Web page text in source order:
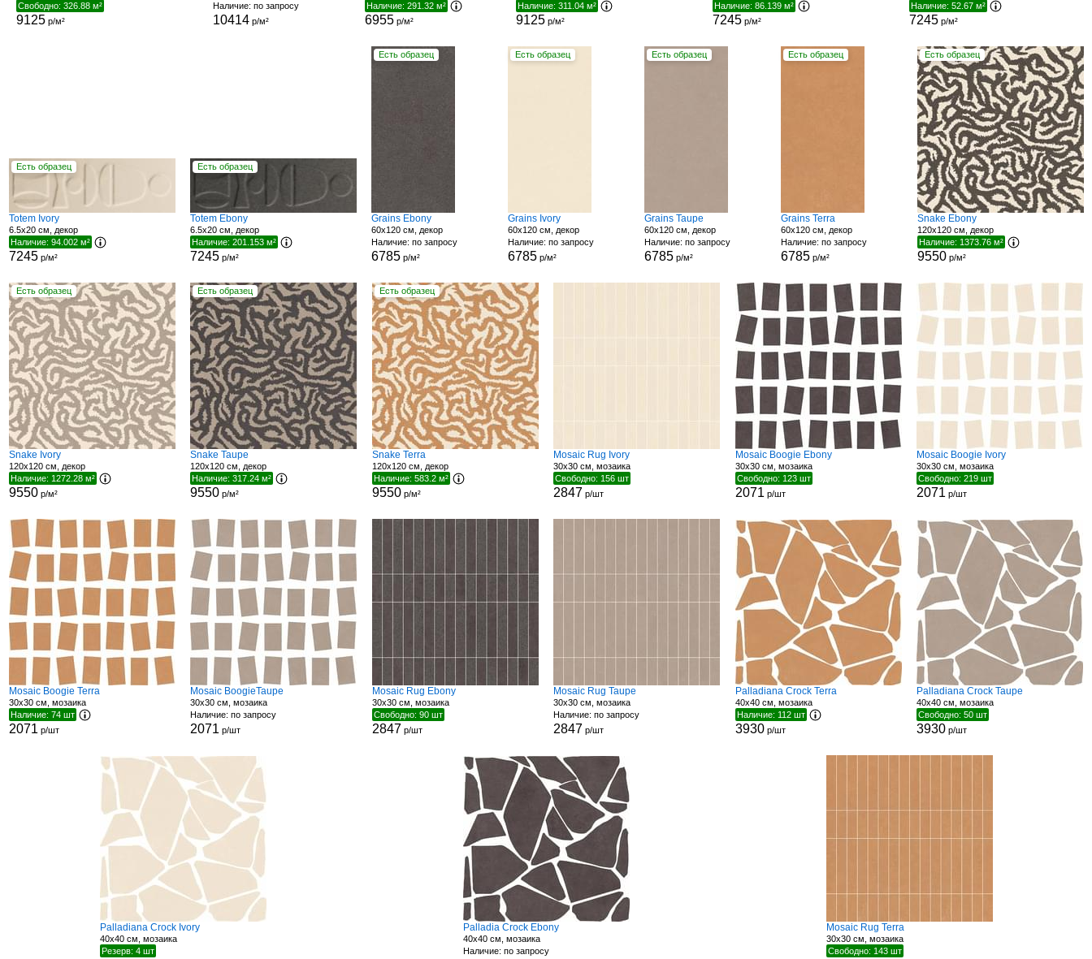
Свободно: 326.88 м²
9125р/м²
Наличие: по запросу
10414р/м²
Наличие: 291.32 м²
6955р/м²
Наличие: 311.04 м²
9125 р/м²
Наличие: 86.139 м²
7245 р/м²
Наличие: 52.67 м²
7245 р/м²
Есть образец
Totem Ivory
6.5x20 см, декор
Наличие: 94.002 м²
7245р/м²
Есть образец
Totem Ebony
6.5x20 см, декор
Наличие: 201.153 м²
7245р/м²
Есть образец
Grains Ebony
60x120 см, декор
Наличие: по запросу
6785р/м²
Есть образец
Grains Ivory
60x120 см, декор
Наличие: по запросу
6785р/м²
Есть образец
Grains Taupe
60x120 см, декор
Наличие: по запросу
6785р/м²
Есть образец
Grains Terra
60x120 см, декор
Наличие: по запросу
6785р/м²
Есть образец
Snake Ebony
120x120 см, декор
Наличие: 1373.76 м²
9550р/м²
Есть образец
Snake Ivory
120x120 см, декор
Наличие: 1272.28 м²
9550р/м²
Есть образец
Snake Taupe
120x120 см, декор
Наличие: 317.24 м²
9550 р/м²
Есть образец
Snake Terra
120x120 см, декор
Наличие: 583.2 м²
9550р/м²
Mosaic Rug Ivory
30x30 см, мозаика
Свободно: 156 шт
2847 р/шт
Mosaic Boogie Ebony
30x30 см, мозаика
Свободно: 123 шт
2071 р/шт
Mosaic Boogie Ivory
30x30 см, мозаика
Свободно: 219 шт
2071 р/шт
Mosaic Boogie Terra
30x30 см, мозаика
Наличие: 74 шт
2071 р/шт
Mosaic BoogieTaupe
30x30 см, мозаика
Наличие: по запросу
2071 р/шт
Mosaic Rug Ebony
30x30 см, мозаика
Свободно: 90 шт
2847 р/шт
Mosaic Rug Taupe
30x30 см, мозаика
Наличие: по запросу
2847 р/шт
Palladiana Crock Terra
40x40 см, мозаика
Наличие: 112 шт
3930р/шт
Palladiana Crock Taupe
40x40 см, мозаика
Свободно: 50 шт
3930 р/шт
Palladiana Crock Ivory
40x40 см, мозаика
Резерв: 4 шт
Palladia Crock Ebony
40x40 см, мозаика
Наличие: по запросу
Mosaic Rug Terra
30x30 см, мозаика
Свободно: 143 шт